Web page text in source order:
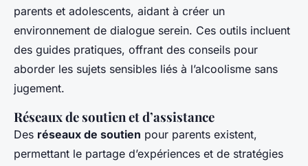
parents et adolescents, aidant à créer un
environnement de dialogue serein. Ces outils incluent
des guides pratiques, offrant des conseils pour
aborder les sujets sensibles liés à l’alcoolisme sans
jugement.
Réseaux de soutien et d’assistance
Des réseaux de soutien pour parents existent,
permettant le partage d’expériences et de stratégies